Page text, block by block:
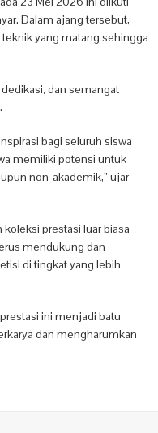
Dalam ajang tersebut,
yang matang sehingga
dan semangat
bagi seluruh siswa
memiliki potensi untuk
non-akademik,” ujar
prestasi luar biasa
mendukung dan
di tingkat yang lebih
ini menjadi batu
dan mengharumkan